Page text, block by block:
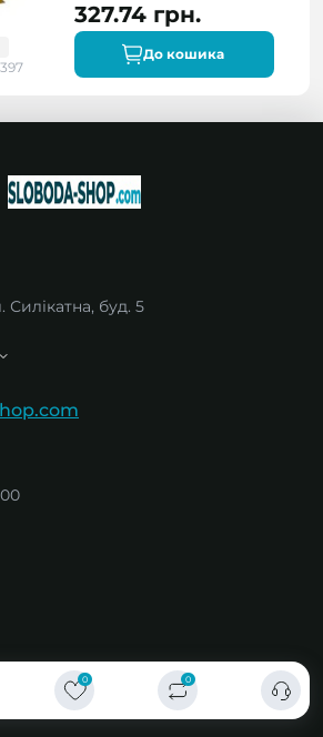
0 0
327.74 грн.
До кошика
Силікатна, буд. 5